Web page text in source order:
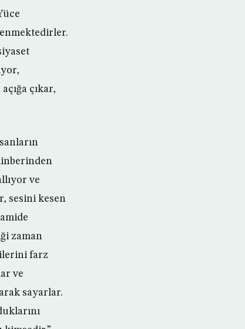
çıkar,
ve
sesini kesen
zaman
farz
ve
sayarlar.